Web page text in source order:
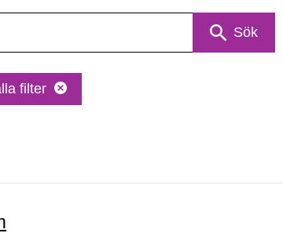
Sök
filter